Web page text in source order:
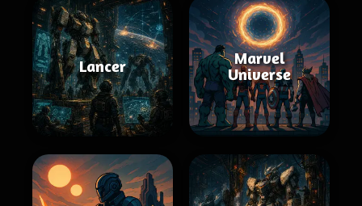
Lancer
Marvel
Universe